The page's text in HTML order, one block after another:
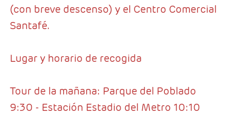
(con breve descenso) y el Centro Comercial
Santafé.
Lugar y horario de recogida
Tour de la mañana: Parque del Poblado
9:30 - Estación Estadio del Metro 10:10